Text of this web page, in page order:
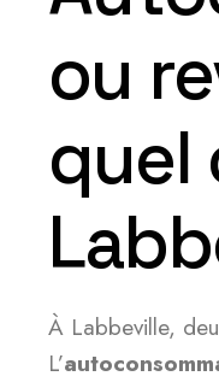
ou
quel
À Labbeville,
L’